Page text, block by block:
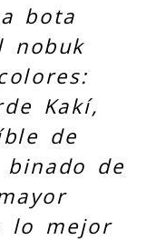
bota
nobuk
Kakí,
de
de
lo mejor